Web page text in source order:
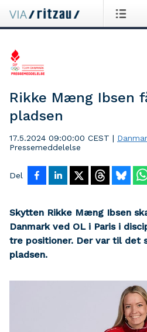
Rikke Mæng Ibsen
pladsen
17.5.2024 09:00:00 CEST |
Pressemeddelelse
Del
Skytten Rikke Mæng Ibsen
Danmark ved OL i Paris i
tre positioner. Der var til det
pladsen.